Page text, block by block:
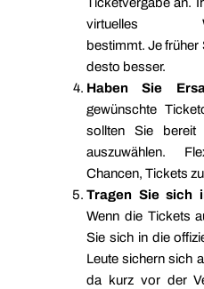
Ticketvergabe an.
virtuelles
bestimmt. Je früher
desto besser.
Haben Sie
gewünschte
sollten Sie bereit
auszuwählen.
Chancen, Tickets
Tragen Sie sich
Wenn die Tickets
Sie sich in die
Leute sichern sich
da kurz vor der